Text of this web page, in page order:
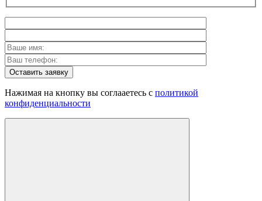
Оставить заявку
Нажимая на кнопку вы соглааетесь с политикой
конфиденциальности